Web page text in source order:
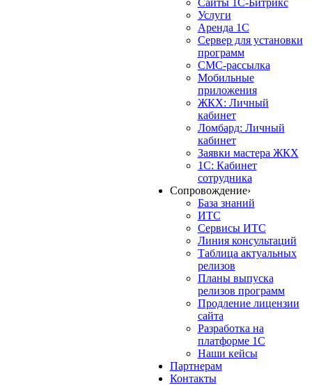
Услуги
Аренда 1С
Сервер для установки
программ
СМС-рассылка
Мобильные
приложения
ЖКХ: Личный
кабинет
Ломбард: Личный
кабинет
Заявки мастера ЖКХ
1С: Кабинет
сотрудника
Сопровождение›
База знаний
ИТС
Сервисы ИТС
Линия консультаций
Таблица актуальных
релизов
Планы выпуска
релизов программ
Продление лицензии
сайта
Разработка на
платформе 1С
Наши кейсы
Партнерам
Контакты